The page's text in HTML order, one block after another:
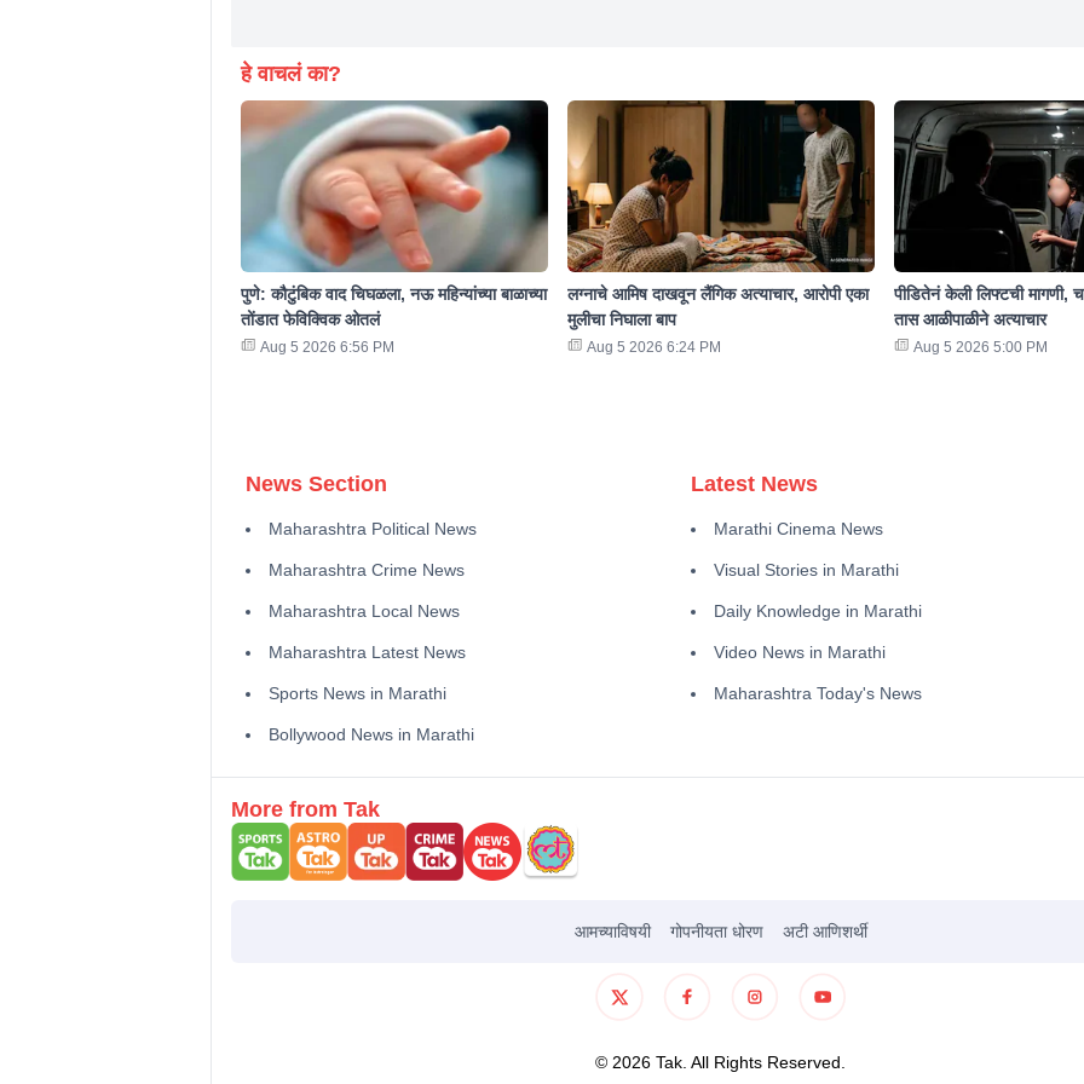
हे वाचलं का?
पुणे: कौटुंबिक वाद चिघळला, नऊ महिन्यांच्या बाळाच्या
तोंडात फेविक्विक ओतलं
Aug 5 2026 6:56 PM
लग्नाचे आमिष दाखवून लैंगिक अत्याचार, आरोपी एका
मुलीचा निघाला बाप
Aug 5 2026 6:24 PM
पीडितेनं केली लिफ्टची मागणी,
तास आळीपाळीने अत्याचार
Aug 5 2026 5:00 PM
News Section
Maharashtra Political News
Maharashtra Crime News
Maharashtra Local News
Maharashtra Latest News
Sports News in Marathi
Bollywood News in Marathi
Latest News
Marathi Cinema News
Visual Stories in Marathi
Daily Knowledge in Marathi
Video News in Marathi
Maharashtra Today's News
More from Tak
आमच्याविषयी गोपनीयता धोरण अटी आणिशर्थी
©2026 Tak. All Rights Reserved.